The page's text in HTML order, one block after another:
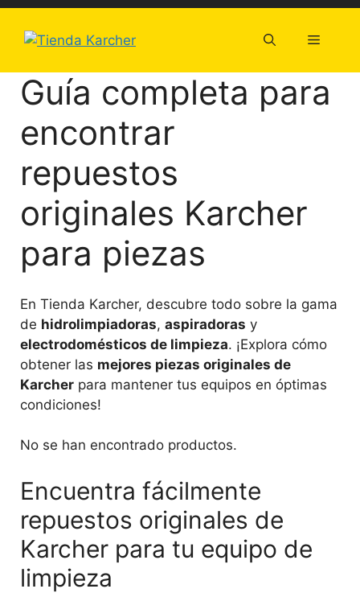
Saltar
contenido
Menú
Guía completa para
encontrar
repuestos
originales Karcher
para piezas
En Tienda Karcher, descubre todo sobre la gama
de hidrolimpiadoras, aspiradoras y
electrodomésticos de limpieza. ¡Explora cómo
obtener las mejores piezas originales de
Karcher para mantener tus equipos en óptimas
condiciones!
No se han encontrado productos.
Encuentra fácilmente
repuestos originales de
Karcher para tu equipo de
limpieza